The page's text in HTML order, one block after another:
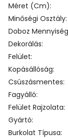
Méret (cm)
Minőségi Osztály
Doboz
Dekorálás
Felület
Kopásállóság
Csúszásmentes
Fagyálló
Felület Rajzolata
Gyártó
Burkolat Típusa